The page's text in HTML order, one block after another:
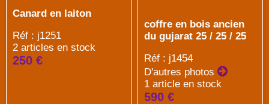
Canard en laiton
Réf : j1251
2 articles en stock
250 €
coffre en bois ancien
du gujarat 25 / 25 / 25
Réf : j1454
D'autres photos
1 article en stock
590 €